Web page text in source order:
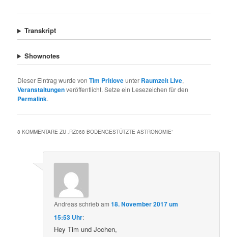
Transkript
Shownotes
Dieser Eintrag wurde vonTim Pritloveunter Raumzeit Live,
Veranstaltungenveröffentlicht. Setze ein Lesezeichen für den
Permalink.
8 KOMMENTARE ZU „RZ068 BODENGESTÜTZTE ASTRONOMIE“
Andreasschriebam18. November 2017 um
15:53 Uhr:
Hey Tim und Jochen,